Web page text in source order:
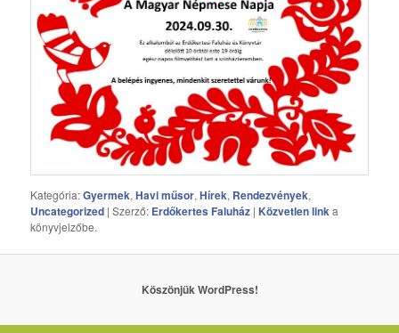
Kategória:Gyermek,Havi műsor,Hírek, Rendezvények,
Uncategorized | Szerző: Erdőkertes Faluház | Közvetlen linka
könyvjelzőbe.
Köszönjük WordPress!